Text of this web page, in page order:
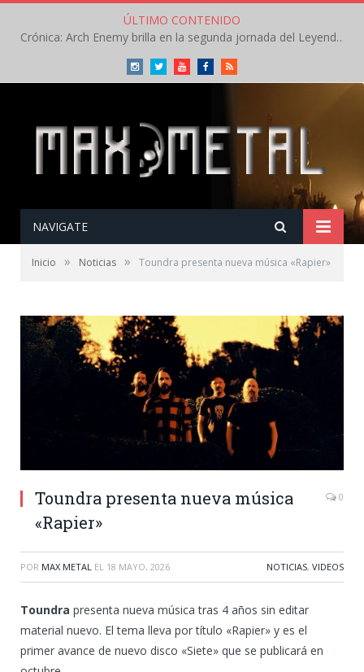
ÚLTIMO CONTENIDO
Crónica: Arch Enemy brilla en la segunda jornada del Leyendas del Rock – Jueves – Agosto 2026
InstagramTwitterYoutubeFacebookRSS
NAVIGATE
Inicio » Noticias » Toundra presenta nueva música «Rapier»
Toundra presenta nueva música
«Rapier»
0
POR MAX METAL EL 18 MAYO, 2026 NOTICIAS, VIDEOS
Toundra presenta nueva música tras 4 años sin editar
material nuevo. El tema lleva por título «Rapier» y es el
primer avance de nuevo disco «Siete» que se publicará en